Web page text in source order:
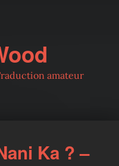
amateur
Ka ? –